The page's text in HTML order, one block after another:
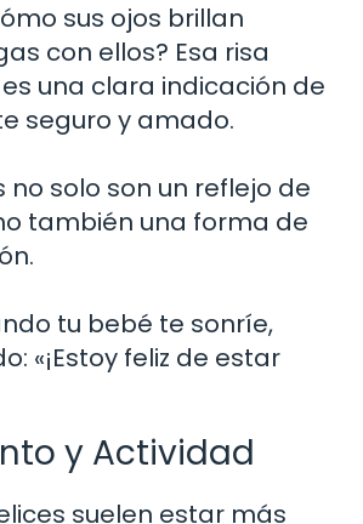
sus ojos brillan
con ellos? Esa risa
una clara indicación de
seguro y amado.
no solo son un reflejo de
también una forma de
tu bebé te sonríe,
«¡Estoy feliz de estar
y Actividad
suelen estar más